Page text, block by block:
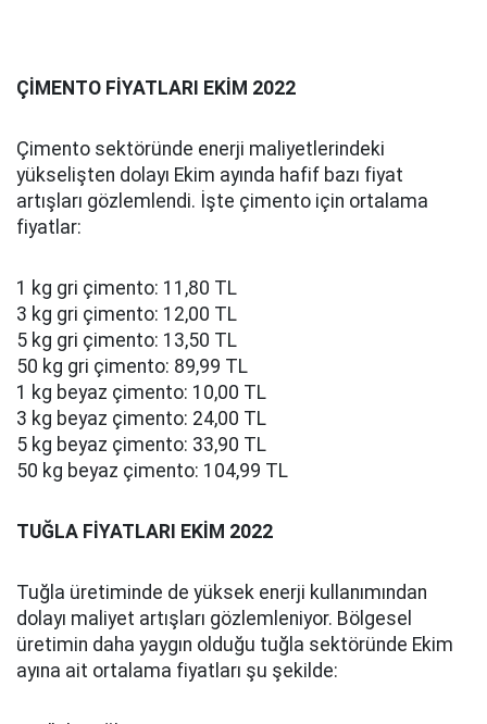
ÇİMENTO FİYATLARI EKİM 2022
Çimento sektöründe enerji maliyetlerindeki
yükselişten dolayı Ekim ayında hafif bazı fiyat
artışları gözlemlendi. İşte çimento için ortalama
fiyatlar:
1 kg gri çimento: 11,80 TL
3 kg gri çimento: 12,00 TL
5 kg gri çimento: 13,50 TL
50 kg gri çimento: 89,99 TL
1 kg beyaz çimento: 10,00 TL
3 kg beyaz çimento: 24,00 TL
5 kg beyaz çimento: 33,90 TL
50 kg beyaz çimento: 104,99 TL
TUĞLA FİYATLARI EKİM 2022
Tuğla üretiminde de yüksek enerji kullanımından
dolayı maliyet artışları gözlemleniyor. Bölgesel
üretimin daha yaygın olduğu tuğla sektöründe Ekim
ayına ait ortalama fiyatları şu şekilde: